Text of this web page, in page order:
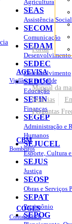
AGEVISA
Vigilância em Saúde
CBM
Bombeiros
COGES
Contabilidade
Portal
Manual da
Notícias
Perguntas
Agricultura
SEAS
Assistência Social
SECOM
Comunicação
SEDAM
SEDEC
Desenvolvimento
SEDUC
Educação
SEFIN
Finanças
SEGEP
Administração e
Humanos
SEJUCEL
Esporte, Cultura
SEJUS
Justiça
SEOSP
Obras e Serviços
SEPAT
Patrimônio
SEPOG